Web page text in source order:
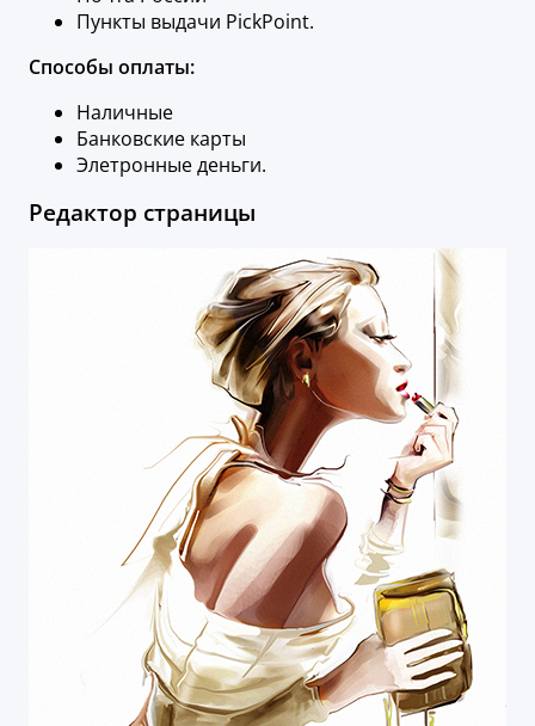
Пункты выдачи PickPoint.
Способы оплаты:
Наличные
Банковские карты
Элетронные деньги.
Редактор страницы